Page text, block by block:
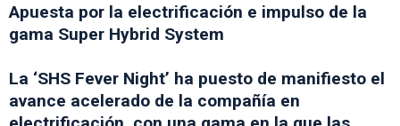
Apuesta por la electrificación e impulso de la
gama Super Hybrid System
La ‘SHS Fever Night’ ha puesto de manifiesto el
avance acelerado de la compañía en